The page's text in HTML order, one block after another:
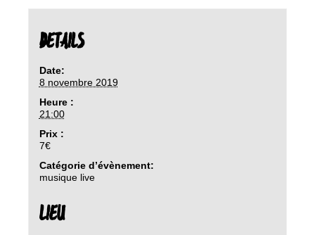
DETAILS
Date:
8 novembre 2019
Heure :
21:00
Prix :
7€
Catégorie d’évènement:
musique live
LIEU